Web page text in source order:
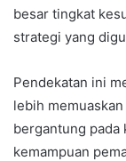
besar tingkat
strategi yang
Pendekatan ini
lebih
bergantung pada
kemampuan